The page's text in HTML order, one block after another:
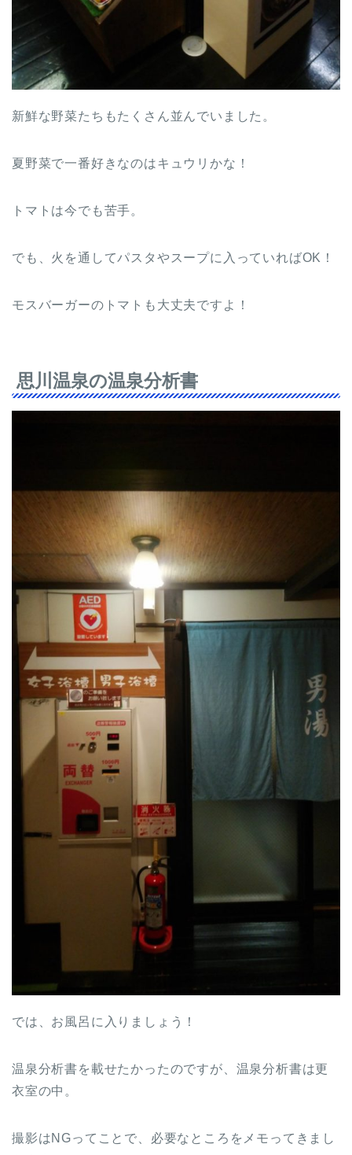
新鮮な野菜たちもたくさん並んでいました。
夏野菜で一番好きなのはキュウリかな！
トマトは今でも苦手。
でも、火を通してパスタやスープに入っていればOK！
モスバーガーのトマトも大丈夫ですよ！
思川温泉の温泉分析書
では、お風呂に入りましょう！
温泉分析書を載せたかったのですが、温泉分析書は更
衣室の中。
撮影はNGってことで、必要なところをメモってきまし